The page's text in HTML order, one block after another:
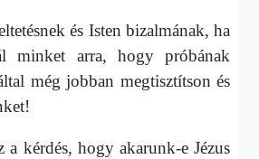
és Isten bizalmának, ha
minket arra, hogy próbának
még jobban megtisztítson és
a kérdés, hogy akarunk-e Jézus